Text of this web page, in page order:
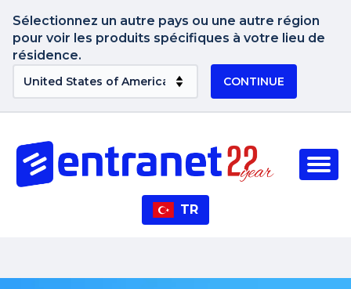
Sélectionnez un autre pays ou une autre région
pour voir les produits spécifiques à votre lieu de
résidence.
CONTINUE
TR